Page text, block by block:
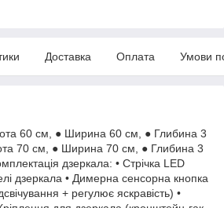
Доставка Оплата Умови
60 см, ● Ширина 60 см, ● Глибина 3
70 см, ● Ширина 70 см, ● Глибина 3
дзеркала: • Стрічка LED
дзеркала • Димерна сенсорна кнопка
+ регулює яскравість) •